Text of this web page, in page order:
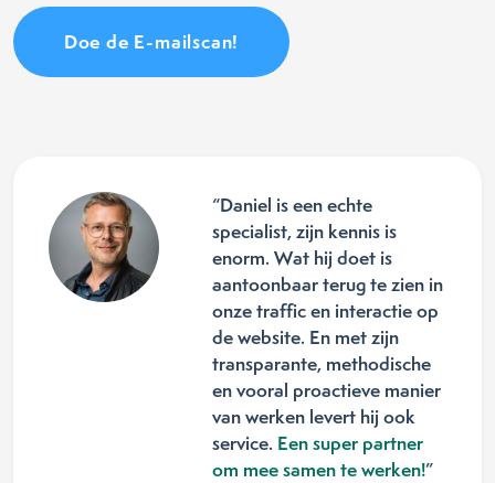
“Daniel is een echte
specialist, zijn kennis is
enorm. Wat hij doet is
aantoonbaar terug te zien in
onze traffic en interactie op
de website. En met zijn
transparante, methodische
en vooral proactieve manier
van werken levert hij ook
service. Een super partner
om mee samen te werken!”